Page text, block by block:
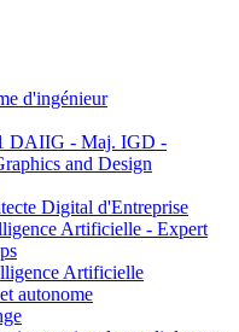
d'ingénieur
DAIIG - Maj. IGD -
and Design
Digital d'Entreprise
Artificielle - Expert
Artificielle
autonome